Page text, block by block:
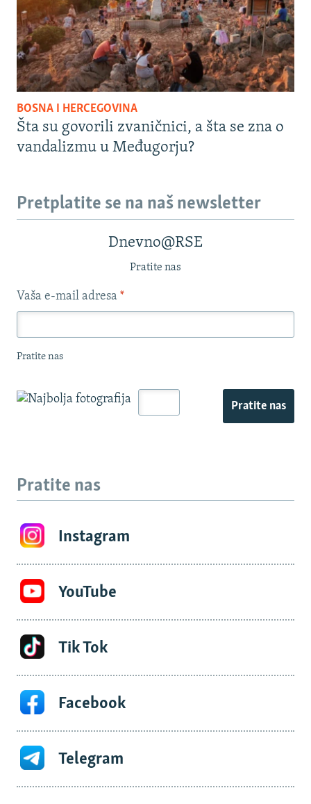
BOSNA I HERCEGOVINA
Šta su govorili zvaničnici, a šta se zna o
vandalizmu u Međugorju?
Pretplatite se na naš newsletter
Dnevno@RSE
Pratite nas
Vaša e-mail adresa *
Pratite nas
Pratite nas
Pratite nas
Instagram
YouTube
Tik Tok
Facebook
Telegram